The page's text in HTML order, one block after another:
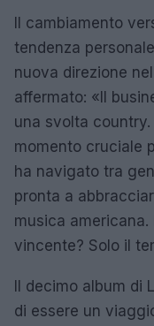
Il cambiamento
tendenza
nuova direzione
affermato: «Il
una svolta
momento cruciale
ha navigato tra
pronta a
musica
vincente? Solo il
Il decimo album di
di essere un